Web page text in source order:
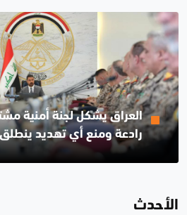
العراق يشكل لجنة أمنية
رادعة ومنع أي تهديد
دول الجوار
الأحدث